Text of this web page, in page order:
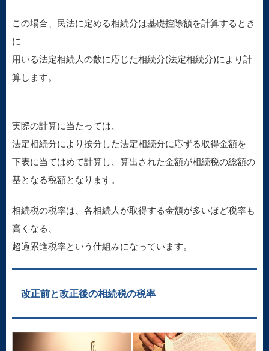
この場合、民法に定める相続分は基礎控除額を計算するとき
に
用いる法定相続人の数に応じた相続分(法定相続分)により計
算します。
実際の計算に当たっては、
法定相続分により按分した法定相続分に応ずる取得金額を
下表に当てはめて計算し、算出された金額が相続税の総額の
基となる税額となります。
相続税の税率は、各相続人が取得する金額が多いほど税率も
高くなる、
超過累進税率という仕組みになっています。
改正前と改正後の相続税の税率